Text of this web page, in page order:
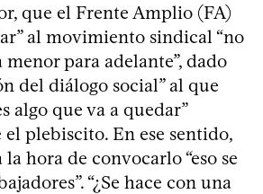
que el Frente Amplio (FA)
al movimiento sindical “no
para adelante”, dado
del diálogo social” al que
algo que va a quedar”
el plebiscito. En ese sentido,
hora de convocarlo “eso se
“¿Se hace con una